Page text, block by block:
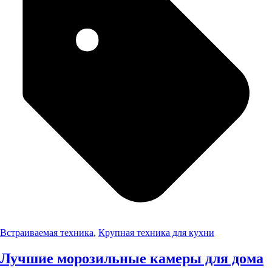
Встраиваемая техника, Крупная техника для кухни
Лучшие морозильные камеры для дома